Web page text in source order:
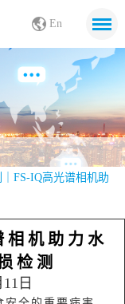
En
FS-IQ高光谱相机助
机助力水
检测
日